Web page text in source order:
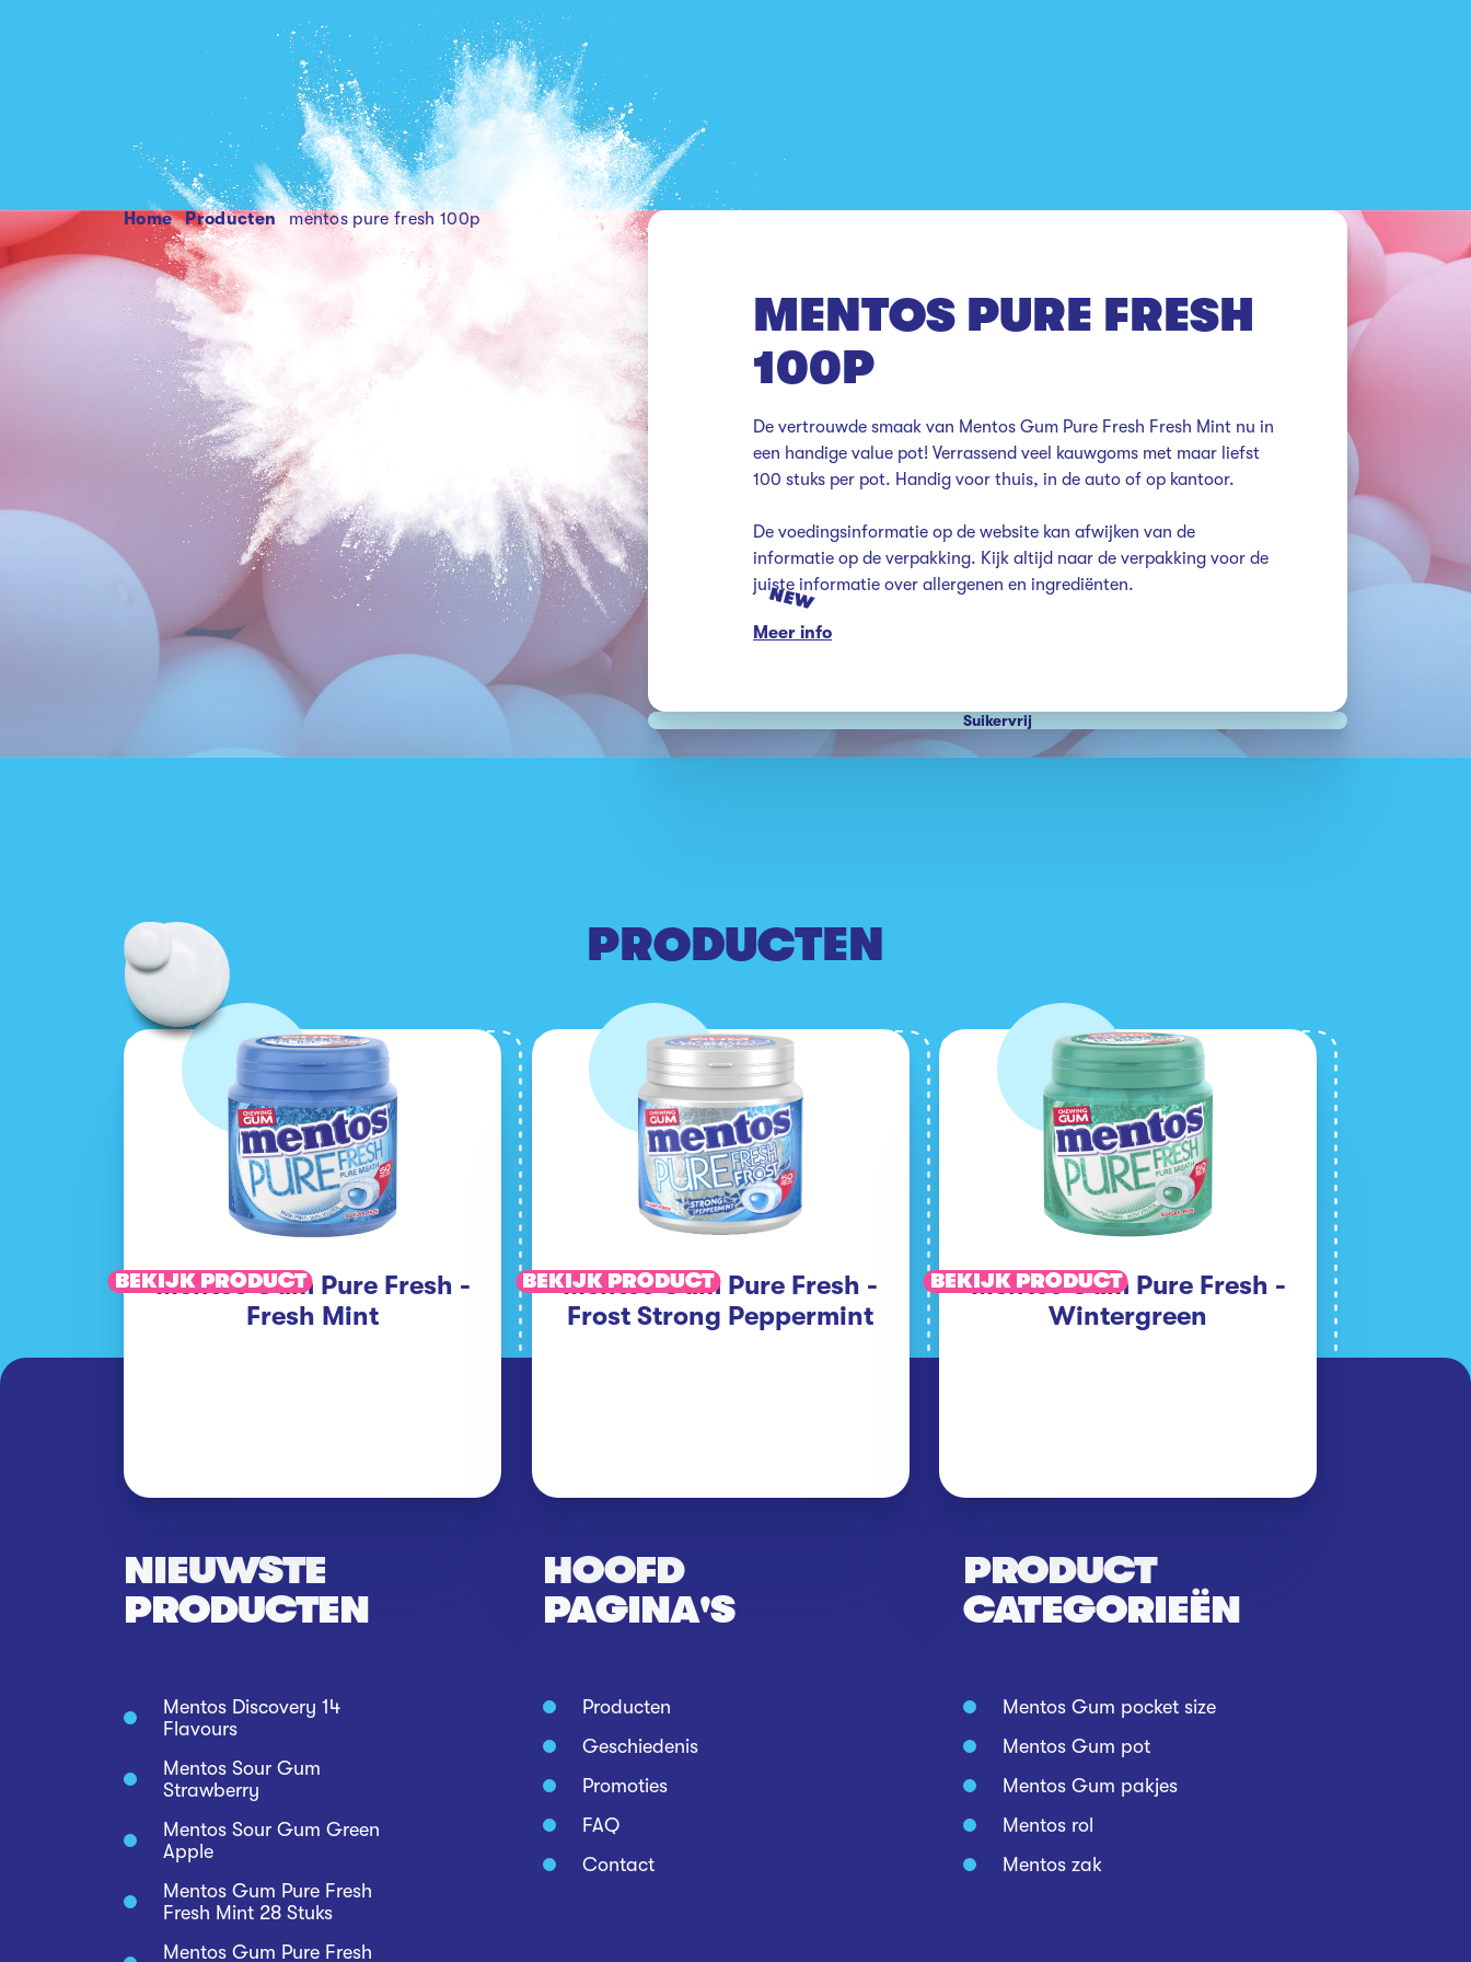
Home producten mentos pure fresh 100p
MENTOS PURE FRESH
100P
De vertrouwde smaak van Mentos Gum Pure Fresh Fresh Mint nu in
een handige value pot! Verrassend veel kauwgoms met maar liefst
100 stuks per pot. Handig voor thuis, in de auto of op kantoor.
De voedingsinformatie op de website kan afwijken van de
informatie op de verpakking. Kijk altijd naar de verpakking voor de
Meer info
NEW
Suikervrij
PRODUCTEN
Mentos Gum Pure Fresh -
Fresh Mint
BEKIJK PRODUCT
Mentos Gum Pure Fresh -
Frost Strong Peppermint
BEKIJK PRODUCT
Mentos Gum Pure Fresh -
Wintergreen
BEKIJK PRODUCT
NIEUWSTE
PRODUCTEN
Mentos Discovery 14
Flavours
Mentos Sour Gum
Strawberry
Mentos Sour Gum Green
Apple
Mentos Gum Pure Fresh
Fresh Mint 28 Stuks
Mentos Gum Pure Fresh
HOOFD
PAGINA'S
Producten
Geschiedenis
Promoties
FAQ
Contact
PRODUCT
CATEGORIEËN
Mentos Gum pocket size
Mentos Gum pot
Mentos Gum pakjes
Mentos rol
Mentos zak